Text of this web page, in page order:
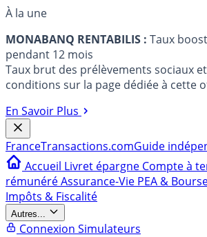
À la une
MONABANQ RENTABILIS : Taux
pendant 12 mois
Taux brut des prélèvements sociaux
conditions sur la page dédiée à cette
En Savoir Plus
FranceTransactions.comGuide
Accueil Livret épargne Compte à
rémunéréAssurance-Vie PEA &
Impôts & Fiscalité
Autres...
Connexion Simulateurs